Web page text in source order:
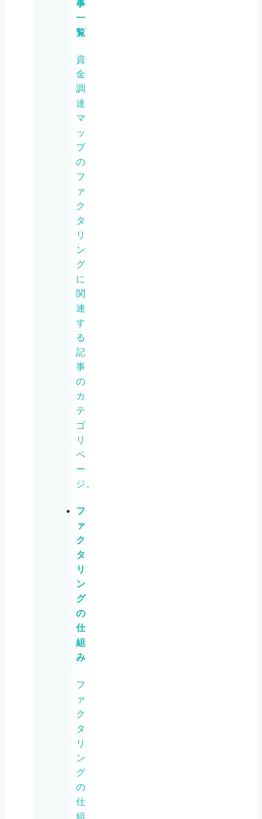
事
一
覧
資
金
調
達
マ
ッ
プ
の
フ
ァ
ク
タ
リ
ン
グ
に
関
連
す
る
記
事
の
カ
テ
ゴ
リ
ペ
ー
ジ。
フ
ァ
ク
タ
リ
ン
グ
の
仕
組
み
フ
ァ
ク
タ
リ
ン
グ
の
仕
組